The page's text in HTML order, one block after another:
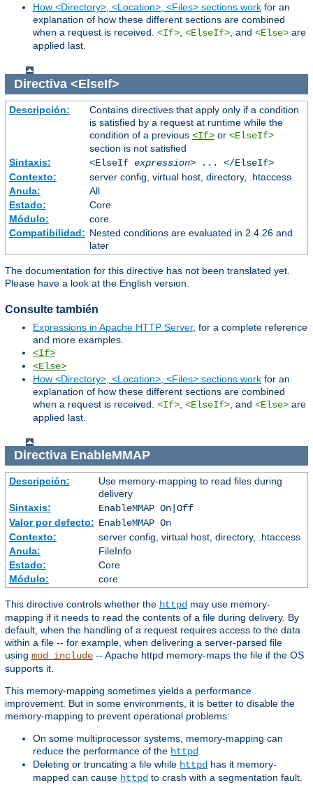
How <Directory>, <Location>, <Files> sections work for an
explanation of how these different sections are combined
when a request is received. <If>, <ElseIf>, and <Else> are
applied last.
Directiva <ElseIf>
Descripción:
Contains directives that apply only if a condition
is satisfied by a request at runtime while the
condition of a previous <If>or <ElseIf>
section is not satisfied
Sintaxis:
<ElseIf expression> ... </ElseIf>
Contexto:
server config, virtual host, directory, .htaccess
Anula:
All
Estado:
Core
Módulo:
core
Compatibilidad: Nested conditions are evaluated in 2.4.26 and
later
The documentation for this directive has not been translated yet.
Please have a look at the English version.
Consulte también
Expressions in Apache HTTP Server, for a complete reference
and more examples.
<If>
<Else>
How <Directory>, <Location>, <Files> sections work for an
explanation of how these different sections are combined
when a request is received. <If> <ElseIf> , and <Else> are
applied last.
Directiva EnableMMAP
Descripción:
Use memory-mapping to read files during
delivery
Sintaxis:
EnableMMAP On|Off
Valor por defecto: EnableMMAP On
Contexto:
server config, virtual host, directory, .htaccess
Anula:
FileInfo
Estado:
Core
Módulo:
core
This directive controls whether the httpd may use memory-
mapping if it needs to read the contents of a file during delivery. By
default, when the handling of a request requires access to the data
within a file -- for example, when delivering a server-parsed file
using mod_include -- Apache httpd memory-maps the file if the OS
supports it.
This memory-mapping sometimes yields a performance
improvement. But in some environments, it is better to disable the
memory-mapping to prevent operational problems:
On some multiprocessor systems, memory-mapping can
reduce the performance of the httpd
Deleting or truncating a file while httpd has it memory-
mapped can cause httpd to crash with a segmentation fault.